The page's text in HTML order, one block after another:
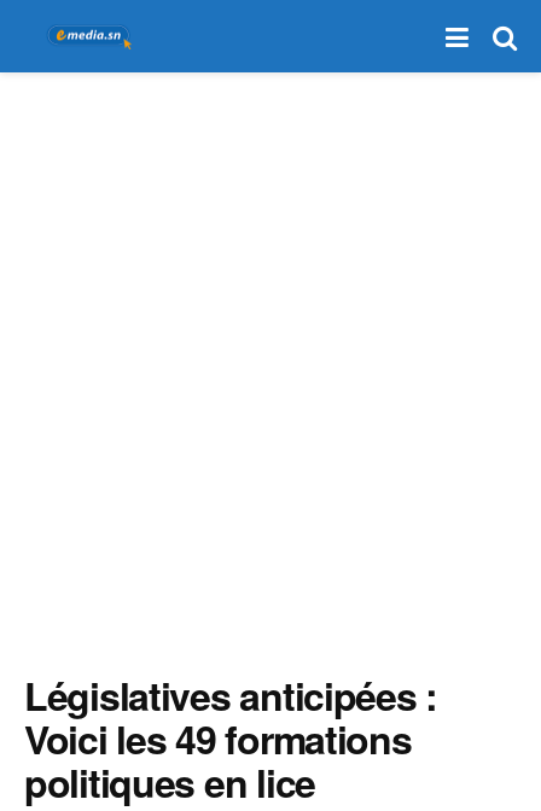
Législatives anticipées :
Voici les 49 formations
politiques en lice